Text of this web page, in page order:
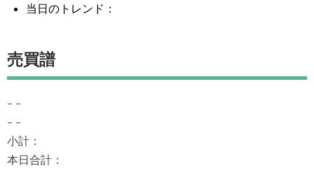
当日のトレンド：
売買譜
– –
– –
小計：
本日合計：